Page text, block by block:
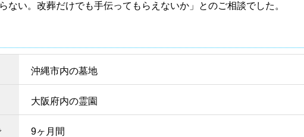
ない。改葬だけでも手伝ってもらえないか」とのご相談でした。
沖縄市内の墓地
大阪府内の霊園
9ヶ月間